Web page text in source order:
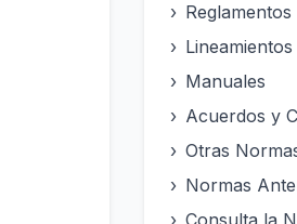
› Reglamentos
› Lineamientos
› Manuales
› Acuerdos y
› Otras
› Normas
› Consulta la